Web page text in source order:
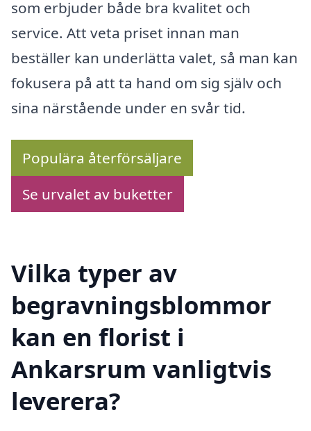
som erbjuder både bra kvalitet och
service. Att veta priset innan man
beställer kan underlätta valet, så man kan
fokusera på att ta hand om sig själv och
sina närstående under en svår tid.
Populära återförsäljare
Se urvalet av buketter
Vilka typer av
begravningsblommor
kan en florist i
Ankarsrum vanligtvis
leverera?